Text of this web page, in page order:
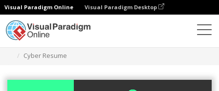
Visual Paradigm Online Visual Paradigm Desktop
Cyber Resume